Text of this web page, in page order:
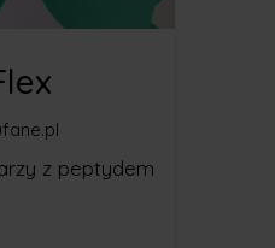
z peptydem